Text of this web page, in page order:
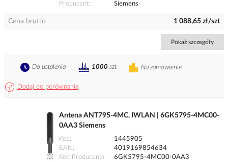
Producent
Siemens
Cena brutto 1 088,65 zł/szt
Pokaż szczegóły
Dodaj do porównania
Na zamówienie
Do ustalenia 1000 szt
Antena ANT795-4MC, IWLAN | 6GK5795-4MC00-
0AA3 Siemens
Kod
1445905
EAN
4019169854634
Kod Producenta
6GK5795-4MC00-0AA3